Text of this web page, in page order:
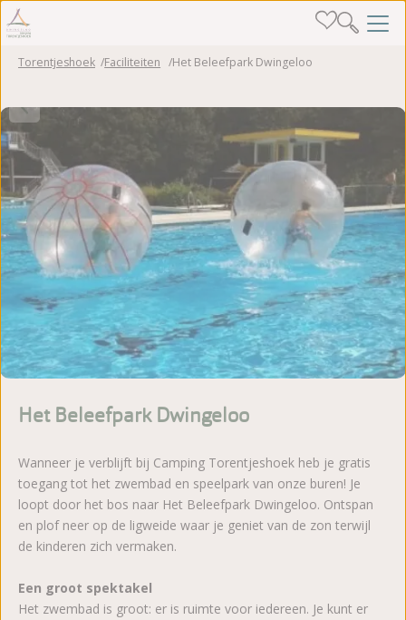
Torentjeshoek Faciliteiten Het Beleefpark Dwingeloo
Het Beleefpark Dwingeloo
Wanneer je verblijft bij Camping Torentjeshoek heb je gratis
toegang tot het zwembad en speelpark van onze buren! Je
loopt door het bos naar Het Beleefpark Dwingeloo. Ontspan
en plof neer op de ligweide waar je geniet van de zon terwijl
de kinderen zich vermaken.
Een groot spektakel
Het zwembad is groot: er is ruimte voor iedereen. Je kunt er